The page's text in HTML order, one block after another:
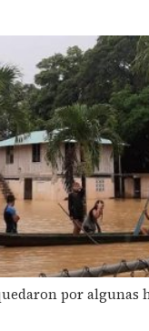
por algunas